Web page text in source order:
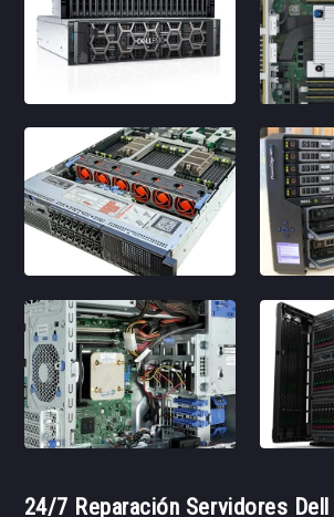
24/7 Reparación Servidores Dell